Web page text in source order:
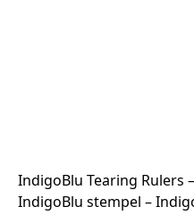
IndigoBlu Tearing Rulers
IndigoBlu stempel –